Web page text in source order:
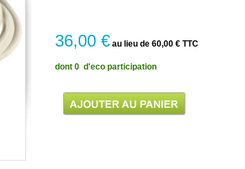
36,00 € au lieu de 60,00 € TTC
dont 0  d'eco participation